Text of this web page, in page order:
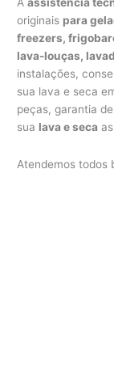
originais para
freezers,
lava-louças,
instalações,
sua lava e seca
peças, garantia
sua lava e seca
Atendemos todos